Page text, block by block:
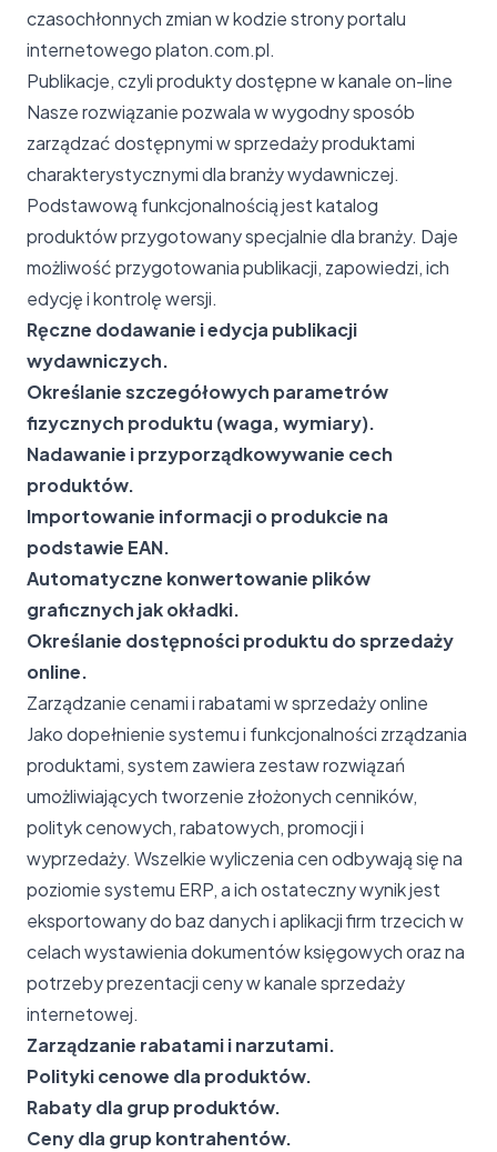
czasochłonnych zmian w kodzie strony portalu
internetowego platon.com.pl.
Publikacje, czyli produkty dostępne w kanale on-line
Nasze rozwiązanie pozwala w wygodny sposób
zarządzać dostępnymi w sprzedaży produktami
charakterystycznymi dla branży wydawniczej.
Podstawową funkcjonalnością jest katalog
produktów przygotowany specjalnie dla branży. Daje
możliwość przygotowania publikacji, zapowiedzi, ich
edycję i kontrolę wersji.
Ręczne dodawanie i edycja publikacji
wydawniczych.
Określanie szczegółowych parametrów
fizycznych produktu (waga, wymiary).
Nadawanie i przyporządkowywanie cech
produktów.
Importowanie informacji o produkcie na
podstawie EAN.
Automatyczne konwertowanie plików
graficznych jak okładki.
Określanie dostępności produktu do sprzedaży
online.
Zarządzanie cenami i rabatami w sprzedaży online
Jako dopełnienie systemu i funkcjonalności zrządzania
produktami, system zawiera zestaw rozwiązań
umożliwiających tworzenie złożonych cenników,
polityk cenowych, rabatowych, promocji i
wyprzedaży. Wszelkie wyliczenia cen odbywają się na
poziomie systemu ERP, a ich ostateczny wynik jest
eksportowany do baz danych i aplikacji firm trzecich w
celach wystawienia dokumentów księgowych oraz na
potrzeby prezentacji ceny w kanale sprzedaży
internetowej.
Zarządzanie rabatami i narzutami.
Polityki cenowe dla produktów.
Rabaty dla grup produktów.
Ceny dla grup kontrahentów.